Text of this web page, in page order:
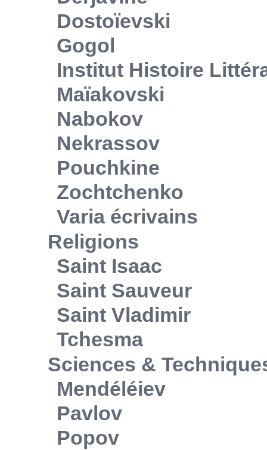
Dostoïevski
Gogol
Institut Histoire
Maïakovski
Nabokov
Nekrassov
Pouchkine
Zochtchenko
Varia écrivains
Religions
Saint Isaac
Saint Sauveur
Saint Vladimir
Tchesma
Sciences &
Mendéléiev
Pavlov
Popov